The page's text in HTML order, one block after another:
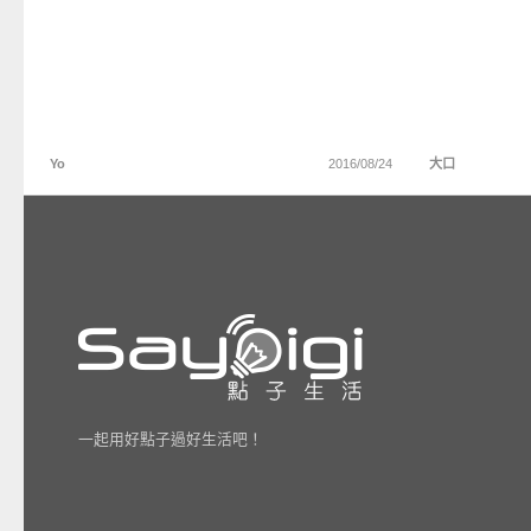
Yo 2016/08/24 大口
一起用好點子過好生活吧！